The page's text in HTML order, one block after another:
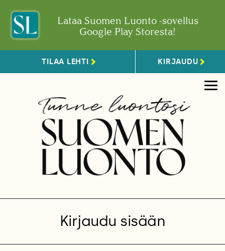
Lataa Suomen Luonto -sovellus
Google Play Storesta!
TILAA LEHTI KIRJAUDU
Kirjaudu sisään